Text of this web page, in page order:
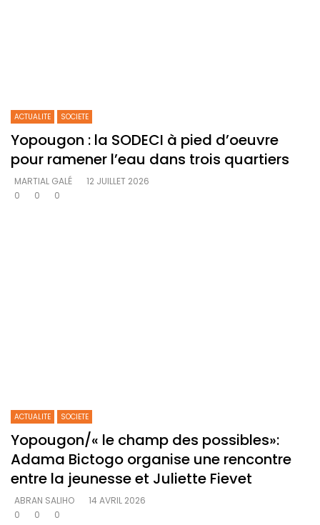
ACTUALITE SOCIETE
Yopougon : la SODECI à pied d’oeuvre
pour ramener l’eau dans trois quartiers
MARTIAL GALÉ
12 JUILLET 2026
0
0 0
ACTUALITE SOCIETE
Yopougon/« le champ des possibles»:
Adama Bictogo organise une rencontre
entre la jeunesse et Juliette Fievet
ABRAN SALIHO
14 AVRIL 2026
0
0 0